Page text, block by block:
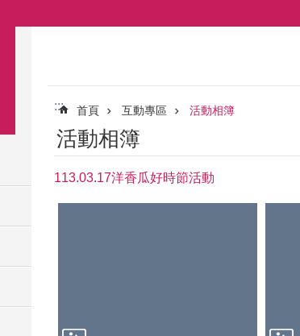
::: 首頁 互動專區 活動相簿
活動相簿
113.03.17洋香瓜好時節活動